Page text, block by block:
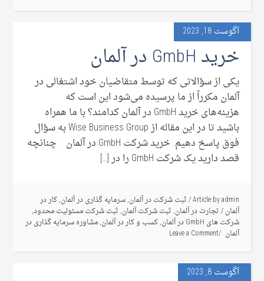
آگوست 18, 2023
خرید GmbH در آلمان
یکی از سؤالاتی که توسط متقاضیان خود اشتغالی در
آلمان مکرراً از ما پرسیده می‌شود این است که
هزینه‌های خرید GmbH در آلمان کدامند؟ با ما همراه
باشید تا در این مقاله از Wise Business Group به سؤال
فوق پاسخ دهیم. خرید شرکت GmbH در آلمان چنانچه
قصد دارید یک شرکت GmbH را در […]
Article byadmin
/ثبت شرکت در آلمان,سرمایه گذاری در آلمان,کار در
آلمان/تجارت در آلمان,ثبت شرکت آلمان,ثبت شرکت مسئولیت محدود,
شرکت های GmbH در آلمان
,کسب و کار در آلمان,مشاوره سرمایه گذاری در
آلمان Leave a Comment
آگوست 8, 2023